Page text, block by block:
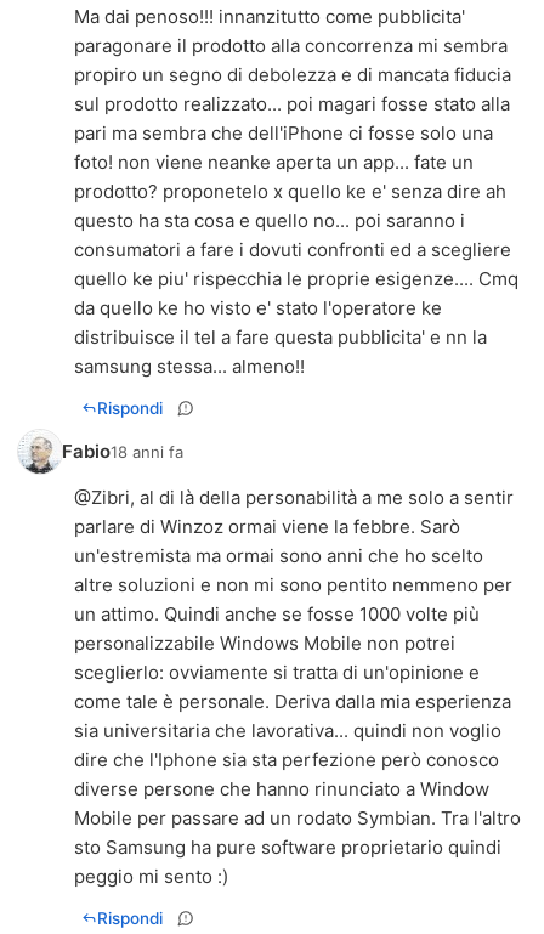
Ma dai penoso!!! innanzitutto come pubblicita'
paragonare il prodotto alla concorrenza mi sembra
propiro un segno di debolezza e di mancata fiducia
sul prodotto realizzato... poi magari fosse stato alla
pari ma sembra che dell'iPhone ci fosse solo una
foto! non viene neanke aperta un app... fate un
prodotto? proponetelo x quello ke e' senza dire ah
questo ha sta cosa e quello no... poi saranno i
consumatori a fare i dovuti confronti ed a scegliere
quello ke piu' rispecchia le proprie esigenze.... Cmq
da quello ke ho visto e' stato l'operatore ke
distribuisce il tel a fare questa pubblicita' e nn la
samsung stessa... almeno!!
Rispondi
Fabio18 anni fa
@Zibri, al di là della personabilità a me solo a sentir
parlare di Winzoz ormai viene la febbre. Sarò
un'estremista ma ormai sono anni che ho scelto
altre soluzioni e non mi sono pentito nemmeno per
un attimo. Quindi anche se fosse 1000 volte più
personalizzabile Windows Mobile non potrei
sceglierlo: ovviamente si tratta di un'opinione e
come tale è personale. Deriva dalla mia esperienza
sia universitaria che lavorativa... quindi non voglio
dire che l'Iphone sia sta perfezione però conosco
diverse persone che hanno rinunciato a Window
Mobile per passare ad un rodato Symbian. Tra l'altro
sto Samsung ha pure software proprietario quindi
peggio mi sento :)
Rispondi